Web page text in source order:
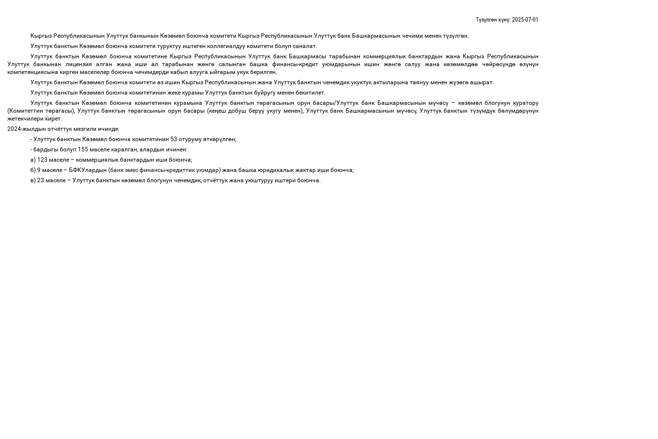
Түзүлгөн күнү: 2025-07-01
Кыргыз Республикасынын Улуттук банкынын Көзөмөл боюнча комитети Кыргыз Республикасынын Улуттук банк Башкармасынын чечими менен түзүлгөн.
Улуттук банктын Көзөмөл боюнча комитети туруктуу иштеген коллегиалдуу комитети болуп саналат.
Улуттук банктын Көзөмөл боюнча комитетине Кыргыз Республикасынын Улуттук банк Башкармасы тарабынан коммерциялык банктардын жана Кыргыз Республикасынын
Улуттук банкынан лицензия алган жана иши ал тарабынан жөнгө салынган башка финансы-кредит уюмдарынын ишин жөнгөсалуу жана көзөмөлдөө чөйрөсүндө өзүнүн
компетенциясына кирген маселелер боюнча чечимдерди кабыл алууга ыйгарым укук берилген.
Улуттук банктын Көзөмөл боюнча комитети өз ишин Кыргыз Республикасынын жана Улуттук банктын ченемдик укуктук актыларына таянуу менен жүзөгө ашырат.
Улуттук банктын Көзөмөл боюнча комитетинин жеке курамы Улуттук банктын буйругу менен бекитилет.
Улуттук банктын Көзөмөл боюнча комитетинин курамына Улуттук банктын төрагасынын орун басары/Улуттук банк Башкармасынын мүчөсү – көзөмөл блогунун куратору
(Комитеттин төрагасы), Улуттук банктын төрагасынын орун басары(кеңеш добуш берүү укугу менен), Улуттук банк Башкармасынын мүчөсү, Улуттук банктын түзүмдүк бөлүмдөрүнүн
жетекчилери кирет.
2024-жылдын отчёттук мезгили ичинде:
- Улуттук банктын Көзөмөл боюнча комитетинин 53 отуруму өткөрүлгөн;
- бардыгы болуп 155 маселе каралган, алардын ичинен:
а) 123 маселе – коммерциялык банктардын иши боюнча;
б) 9 маселе – БФКУлардын (банк эмес финансы-кредиттик уюмдар) жана башка юридикалык жактар иши боюнча;
в) 23 маселе – Улуттук банктын көзөмөл блогунун ченемдик, отчёттук жана уюштуруу иштери боюнча.